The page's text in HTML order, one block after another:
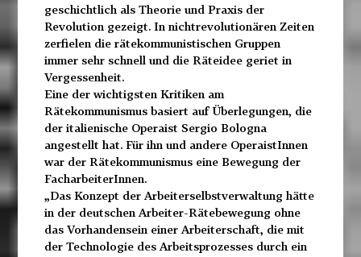
geschichtlich als Theorie und Praxis der
Revolution gezeigt. In nichtrevolutionären Zeiten
zerfielen die rätekommunistischen Gruppen
immer sehr schnell und die Räteidee geriet in
Vergessenheit.
Eine der wichtigsten Kritiken am
Rätekommunismus basiert auf Überlegungen, die
der italienische Operaist Sergio Bologna
angestellt hat. Für ihn und andere OperaistInnen
war der Rätekommunismus eine Bewegung der
FacharbeiterInnen.
„Das Konzept der Arbeiterselbstverwaltung hätte
in der deutschen Arbeiter-Rätebewegung ohne
das Vorhandensein einer Arbeiterschaft, die mit
der Technologie des Arbeitsprozesses durch ein